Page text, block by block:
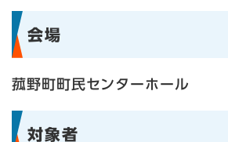
会場
菰野町町民センターホール
対象者